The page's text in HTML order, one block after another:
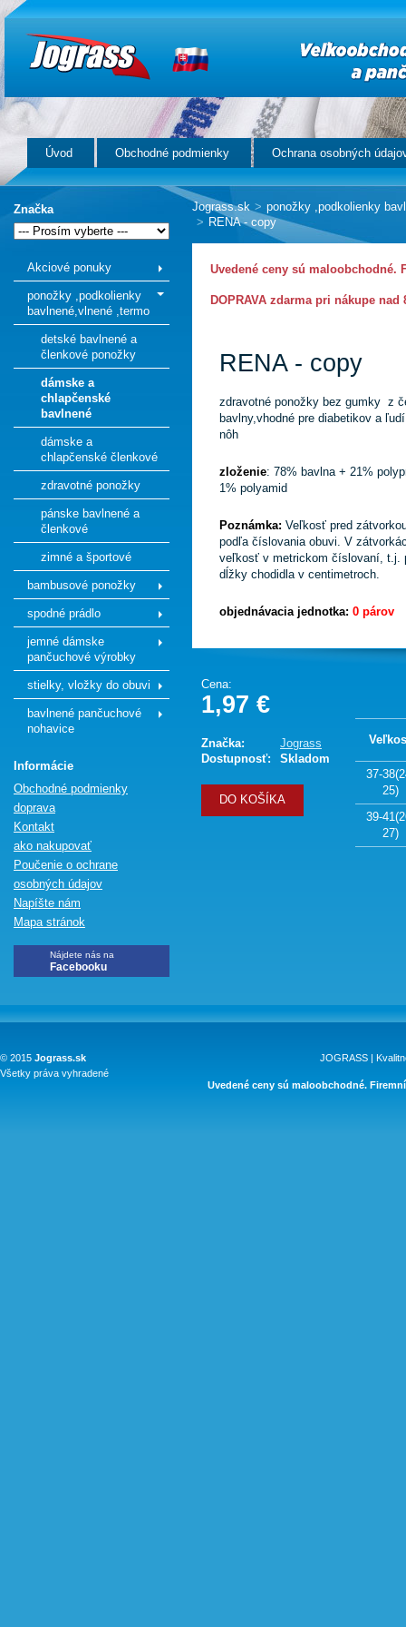
Úvod Obchodné podmienky Ochrana osobných
Značka
Akciové ponuky
ponožky ,podkolienky
bavlnené,vlnené ,termo
detské bavlnené a
členkové ponožky
dámske a
chlapčenské
bavlnené
dámske a
chlapčenské členkové
zdravotné ponožky
pánske bavlnené a
členkové
zimné a športové
bambusové ponožky
spodné prádlo
jemné dámske
pančuchové výrobky
stielky, vložky do obuvi
bavlnené pančuchové
nohavice
Informácie
Obchodné podmienky
doprava
Kontakt
ako nakupovať
Poučenie o ochrane
osobných údajov
Napíšte nám
Mapa stránok
Nájdete nás na
Facebooku
Jograss.sk > ponožky ,podkolienky
> RENA - copy
Uvedené ceny sú
DOPRAVA zdarma pri nákupe nad
RENA - copy
zdravotné ponožky bez gumky z
bavlny,vhodné pre diabetikov a
nôh
zloženie: 78% bavlna + 21%
1% polyamid
Poznámka: Veľkosť pred
podľa číslovania obuvi. V
veľkosť v metrickom číslovaní, t.j.
dĺžky chodidla v centimetroch.
objednávacia jednotka: 0 párov
Cena:
1,97 €
Značka:
Jograss
Dostupnosť:
Skladom
DO KOŠÍKA
37-
25)
39-
27)
© 2015 Jograss.sk
Všetky práva vyhradené
JOGRASS |
Uvedené ceny sú maloobchodné.